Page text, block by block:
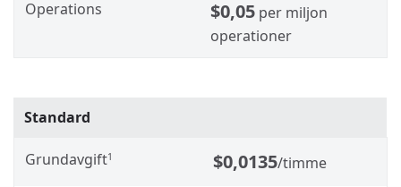
Operations $0,05 per miljon
operationer
Standard
Grundavgift1 $0,0135/timme